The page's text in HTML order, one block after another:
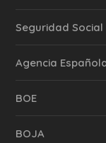
Seguridad Social
Agencia
BOE
BOJA